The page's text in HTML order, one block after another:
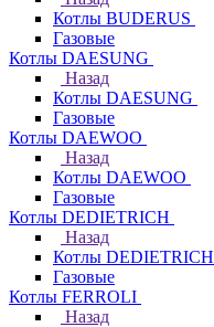
Котлы BUDERUS
Газовые
Котлы DAESUNG
Назад
Котлы DAESUNG
Газовые
Котлы DAEWOO
Назад
Котлы DAEWOO
Газовые
Котлы DEDIETRICH
Назад
Котлы DEDIETRICH
Газовые
Котлы FERROLI
Назад